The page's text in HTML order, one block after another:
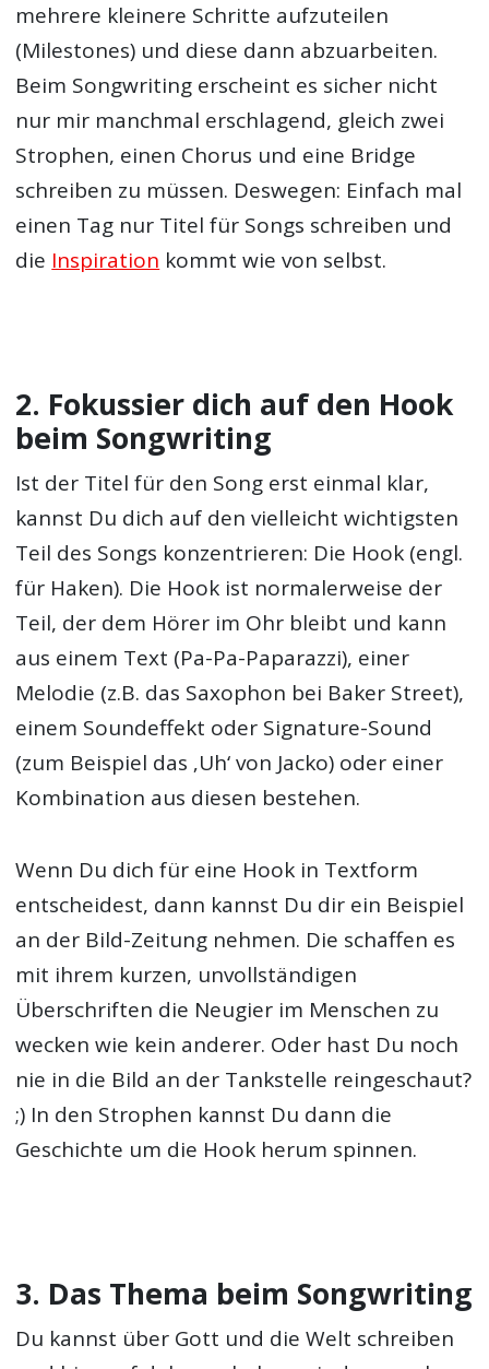
mehrere kleinere Schritte aufzuteilen
(Milestones) und diese dann abzuarbeiten.
Beim Songwriting erscheint es sicher nicht
nur mir manchmal erschlagend, gleich zwei
Strophen, einen Chorus und eine Bridge
schreiben zu müssen. Deswegen: Einfach mal
einen Tag nur Titel für Songs schreiben und
die Inspiration kommt wie von selbst.
2. Fokussier dich auf den Hook
beim Songwriting
Ist der Titel für den Song erst einmal klar,
kannst Du dich auf den vielleicht wichtigsten
Teil des Songs konzentrieren: Die Hook (engl.
für Haken). Die Hook ist normalerweise der
Teil, der dem Hörer im Ohr bleibt und kann
aus einem Text (Pa-Pa-Paparazzi), einer
Melodie (z.B. das Saxophon bei Baker Street),
einem Soundeffekt oder Signature-Sound
(zum Beispiel das ‚Uh‘ von Jacko) oder einer
Kombination aus diesen bestehen.
Wenn Du dich für eine Hook in Textform
entscheidest, dann kannst Du dir ein Beispiel
an der Bild-Zeitung nehmen. Die schaffen es
mit ihrem kurzen, unvollständigen
Überschriften die Neugier im Menschen zu
wecken wie kein anderer. Oder hast Du noch
nie in die Bild an der Tankstelle reingeschaut?
;) In den Strophen kannst Du dann die
Geschichte um die Hook herum spinnen.
3. Das Thema beim Songwriting
Du kannst über Gott und die Welt schreiben